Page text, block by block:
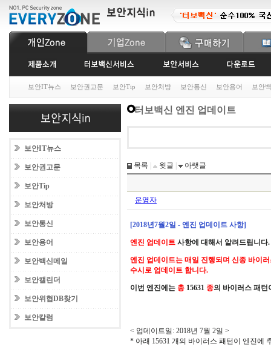
보안IT뉴스 보안권고문 보안Tip 보안처방 보안통신 보안용어 보안
보안IT뉴스
보안권고문
보안Tip
보안처방
보안통신
보안용어
보안백신메일
보안캘린더
보안위협DB찾기
보안칼럼
터보백신 엔진 업데이트
목록 윗글 아랫글
운영자
[2018년7월2일 - 엔진 업데이트 사항]
엔진 업데이트 사항에 대해서 알려드립니다.
엔진 업데이트는 매일 진행되며 신종 바이
수시로 업데이트 합니다.
이번 엔진에는 총 15631 종의 바이러스 패턴
< 업데이트일: 2018년 7월 2일 >
* 아래 15631 개의 바이러스 패턴이 엔진에